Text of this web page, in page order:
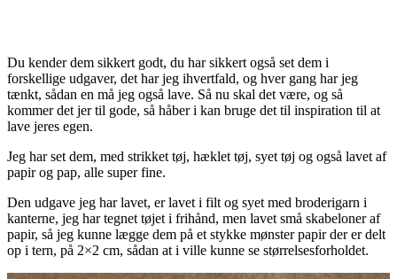
Du kender dem sikkert godt, du har sikkert også set dem i
forskellige udgaver, det har jeg ihvertfald, og hver gang har jeg
tænkt, sådan en må jeg også lave. Så nu skal det være, og så
kommer det jer til gode, så håber i kan bruge det til inspiration til at
lave jeres egen.
Jeg har set dem, med strikket tøj, hæklet tøj, syet tøj og også lavet af
papir og pap, alle super fine.
Den udgave jeg har lavet, er lavet i filt og syet med broderigarn i
kanterne, jeg har tegnet tøjet i frihånd, men lavet små skabeloner af
papir, så jeg kunne lægge dem på et stykke mønster papir der er delt
op i tern, på 2×2 cm, sådan at i ville kunne se størrelsesforholdet.